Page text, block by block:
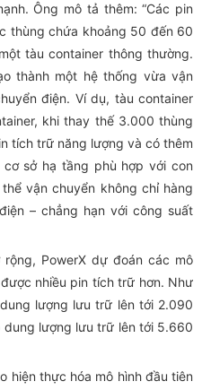
Ông mô tả thêm: “Các pin
thùng chứa khoảng 50 đến 60
tàu container thông thường.
thành một hệ thống vừa vận
điện. Ví dụ, tàu container
khi thay thế 3.000 thùng
tích trữ năng lượng và có thêm
sở hạ tầng phù hợp với con
vận chuyển không chỉ hàng
– chẳng hạn với công suất
PowerX dự đoán các mô
nhiều pin tích trữ hơn. Như
lượng lưu trữ lên tới 2.090
dung lượng lưu trữ lên tới 5.660
hiện thực hóa mô hình đầu tiên